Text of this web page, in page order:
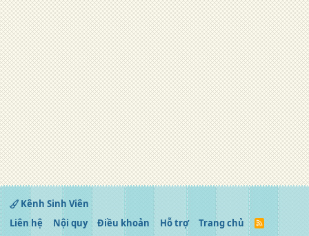
Kênh Sinh Viên
Liên hệ
Nội quy Điều khoản Hỗ trợ Trang chủ
R